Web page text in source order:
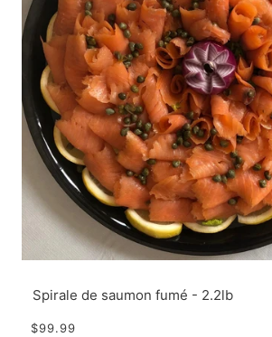
Spirale de saumon fumé - 2.2lb
$99.99